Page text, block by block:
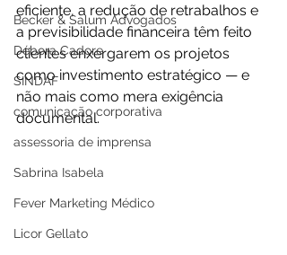
Becker & Salum Advogados
Débora Cadore
SINDAF
comunicação corporativa
assessoria de imprensa
Sabrina Isabela
Fever Marketing Médico
Licor Gellato
eficiente, a redução de retrabalhos e
a previsibilidade financeira têm feito
clientes enxergarem os projetos
como investimento estratégico — e
não mais como mera exigência
documental.